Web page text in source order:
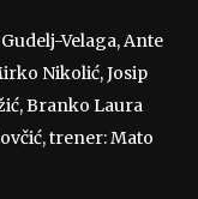
Velaga, Ante
Nikolić, Josip
Branko Laura
trener: Mato